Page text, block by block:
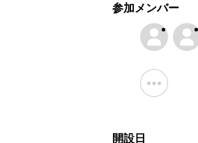
参加メンバー
開設日